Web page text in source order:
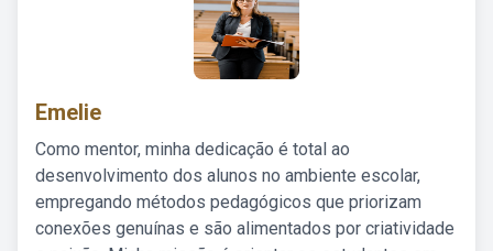
Emelie
Como mentor, minha dedicação é total ao
desenvolvimento dos alunos no ambiente escolar,
empregando métodos pedagógicos que priorizam
conexões genuínas e são alimentados por criatividade